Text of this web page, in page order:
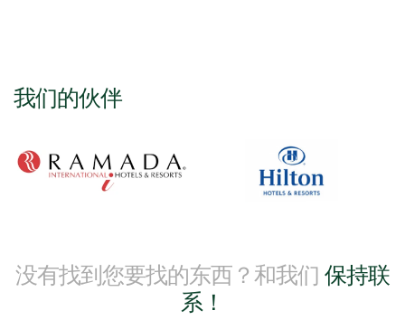
我们的伙伴
没有找到您要找的东西？和我们 保持联
系！